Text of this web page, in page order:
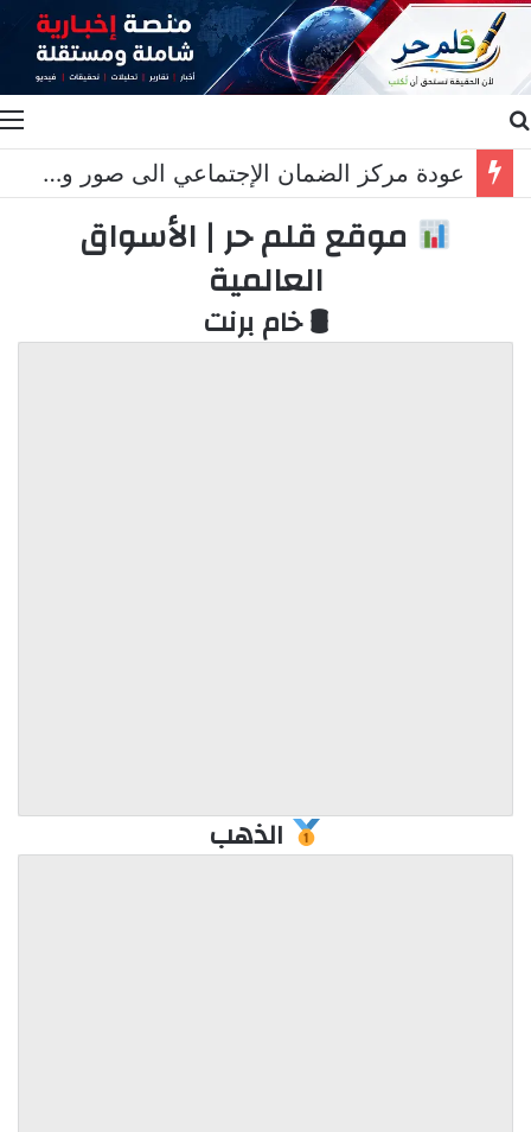
عودة مركز الضمان الإجتماعي الى صور وخريس المناطق التجريبية مزحة
موقع قلم حر | الأسواق
العالمية
🛢 خام برنت
الذهب